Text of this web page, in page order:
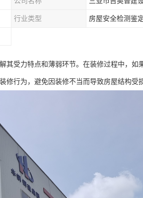
行业类型 房屋安全检测鉴
其受力特点和薄弱环节。在装修过程中，如
行为，避免因装修不当而导致房屋结构受